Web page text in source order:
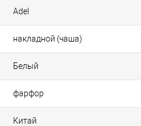
Adel
накладной (чаша)
Белый
фарфор
Китай